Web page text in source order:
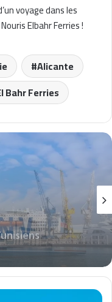
voyage dans les
Elbahr Ferries !
Alicante
Bahr Ferries
2026